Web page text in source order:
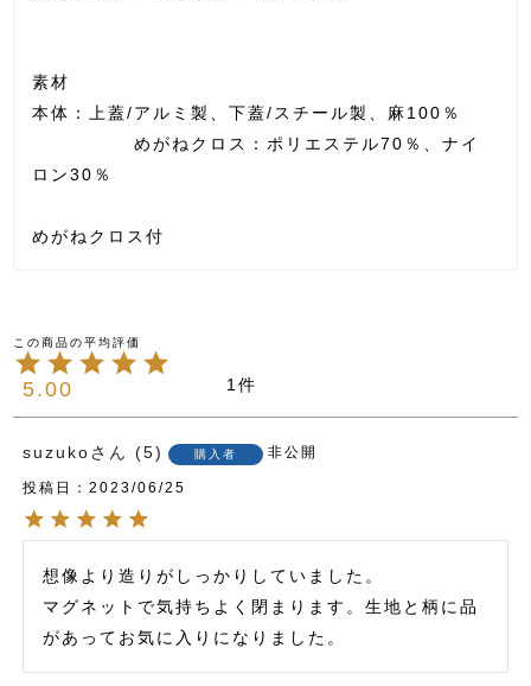
素材
本体：上蓋/アルミ製、下蓋/スチール製、麻100％
めがねクロス：ポリエステル70％、ナイ
ロン30％
めがねクロス付
5.00 1
suzuko 5 購入者 非公開
投稿日 2023/06/25
想像より造りがしっかりしていました。
マグネットで気持ちよく閉まります。生地と柄に品
があってお気に入りになりました。